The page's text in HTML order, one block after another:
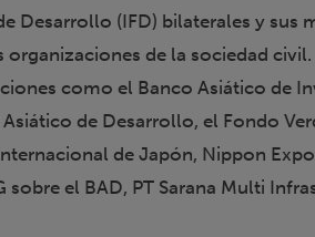
Desarrollo (IFD) bilaterales y sus
organizaciones de la sociedad
como el Banco Asiático de
de Desarrollo, el Fondo
de Japón, Nippon
sobre el BAD, PT Sarana Multi